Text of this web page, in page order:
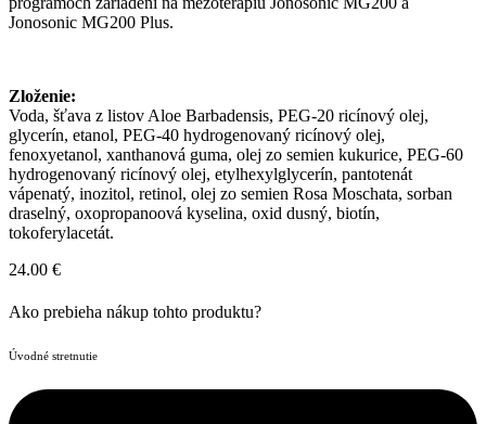
Jonosonic MG200 Plus.
Zloženie:
Voda, šťava z listov Aloe Barbadensis, PEG-20 ricínový olej,
glycerín, etanol, PEG-40 hydrogenovaný ricínový olej,
fenoxyetanol, xanthanová guma, olej zo semien kukurice, PEG-60
hydrogenovaný ricínový olej, etylhexylglycerín, pantotenát
vápenatý, inozitol, retinol, olej zo semien Rosa Moschata, sorban
draselný, oxopropanoová kyselina, oxid dusný, biotín,
tokoferylacetát.
24.00 €
Ako prebieha nákup tohto produktu?
Úvodné stretnutie